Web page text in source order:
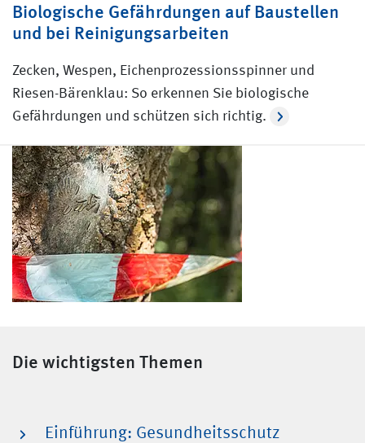
Biologische Gefährdungen auf Baustellen
und bei Reinigungsarbeiten
Zecken, Wespen, Eichenprozessionsspinner und
Riesen-Bärenklau: So erkennen Sie biologische
Gefährdungen und schützen sich richtig.
Die wichtigsten Themen
Einführung: Gesundheitsschutz